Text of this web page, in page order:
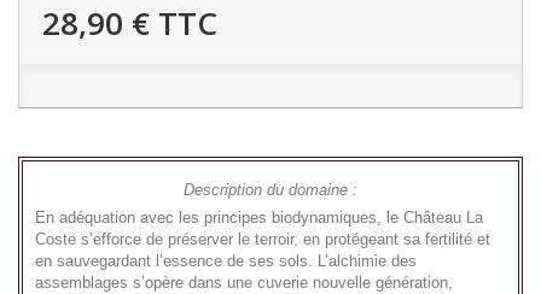
28,90 € TTC
Description du domaine :
En adéquation avec les principes biodynamiques, le Château La
Coste s’efforce de préserver le terroir, en protégeant sa fertilité et
en sauvegardant l’essence de ses sols. L’alchimie des
assemblages s’opère dans une cuverie nouvelle génération,